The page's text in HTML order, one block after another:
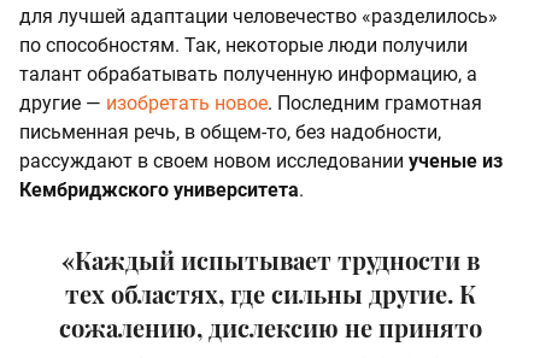
для лучшей адаптации человечество «разделилось»
по способностям. Так, некоторые люди получили
талант обрабатывать полученную информацию, а
другие — изобретать новое. Последним грамотная
письменная речь, в общем-то, без надобности,
рассуждают в своем новом исследовании ученые из
Кембриджского университета.
«Каждый испытывает трудности в
тех областях, где сильны другие. К
сожалению, дислексию не принято